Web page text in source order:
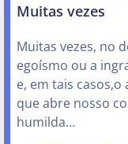
Muitas vezes
Muitas vezes, no
egoísmo ou a
e, em tais
que abre nosso
humilda…